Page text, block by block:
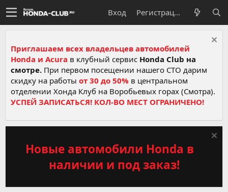
Вход Регистрация
Приглашаем всех владельцев автомобилей
Honda и Acura в клубный сервис Honda Club на
смотре. При первом посещении нашего СТО дарим
скидку на работы от 30 до 50% в центральном
отделении Хонда Клуб на Воробьевых горах (Смотра).
УСПЕЙ ЗАПИСАТЬСЯ! КОЛ-ВО МЕСТ ОГРАНИЧЕНО!
Новые автомобили Honda в
наличии и под заказ!